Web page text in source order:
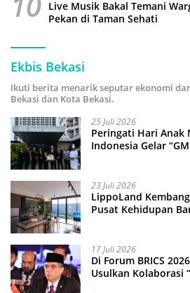
Live Musik Bakal Temani
Pekan di Taman Sehati
Ekbis Bekasi
Ikuti berita menarik seputar ekonomi
Bekasi dan Kota Bekasi.
25 Juli 2026
Peringati Hari Anak
Indonesia Gelar
23 Juli 2026
LippoLand
Pusat Kehidupan
17 Juli 2026
Di Forum BRICS
Usulkan Kolaborasi